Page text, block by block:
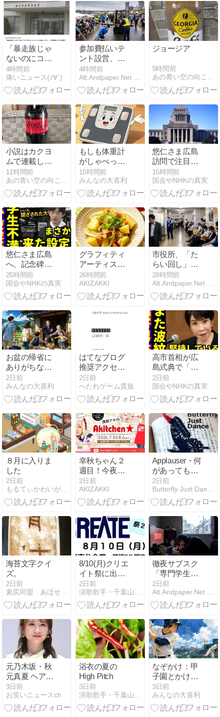
ーチする人が
総理大臣」
「暴走族じゃ
ないのにコル
ク半ヘルメッ
トを被って
た」と因縁つ
らと父親(37)
逮捕
4時間前
痛いニュース(ﾉ∀`)
参加費払いテ
ント設営、完
走直後にゴミ
拾い。「究極
の主体性」マ
高い層に激震
4時間前
ジョージア
5時間前
小説はカクヨ
ムで連載して
います！
11時間前
もしも体重計
がしゃべった
ら何と言いま
すか？
15時間前
みんなの大喜利
悠仁さま広島
訪問で注目集
まる「空港の
目撃情報
は？」慰霊碑
ボリー初のお
ことば 愛子さ
ま伊勢訪問と
の“報道量の
差”も話題に
15時間前
国会やNHKの真実
悠仁さま広島
へ、記念碑に
供花・平和記
念資料館も…
出発・到着報
まとの違いが
話題に ジャン
ボリー「お言
葉」と筑波大
2B棟にも注目
25時間前
国会やNHKの真実
グラフィティ
アーティスト
コス！幸秋ち
ゃんとお絵描
きタイムアタ
じゃが」レシ
26時間前
AKIZAKKI
市役所、「た
らい回し」を
公式競技化 最
速記録は３
日、完走率
ダンジョン」
28時間前
お盆の帰省に
ありがちなこ
とはなんです
か？
2日前
みんなの大喜利
はてなブログ
推奨アクセス
カウンターは
ありますか？
2日前
へたれゲーム貴族
高市首相が広
島式典で「非
核三原則」発
言に波紋…熊
本視察では被
議 雅子さまは
静養中止、美
智子さまの動
向にも注目
2日前
国会やNHKの真実
８月に入りま
した
2日前
もるてぃかわいがりーず
幸秋ちゃん２
週目！今夜は
何のコス？！
肉じゃがなら
ぬ･･･ツナじゃ
2日前
AKIZAKKI
Applauser・何
があっても喝
采し続けろ
/Applauser.
Applause must
Sergeant
Code Street / I
want to be
what you saw
in me.
2日前
Butterfly Just Dance
海苔文字クイ
ズ。
2日前
素尻同盟 あほせぶろぐ
8/10(月)クリエ
イト祭に出
演！
2日前
演歌歌手・千葉山貴公blog〜龍雛札記〜
徹夜サブスク
「専門学生ご
っこ」、追加
DLC「就活全
滅」が大ヒッ
2日前
Alt.Andpaper.Net ジョークニュースサイト
元乃木坂・秋
元真夏 ヘアチ
ェンジ！？
3日前
お笑いニュースch
浴衣の夏の
High Pitch
3日前
演歌歌手・千葉山貴公blog〜龍雛札記〜
なぞかけ：甲
子園とかけて
◯◯◯とと
く。そのここ
ろは？
3日前
みんなの大喜利